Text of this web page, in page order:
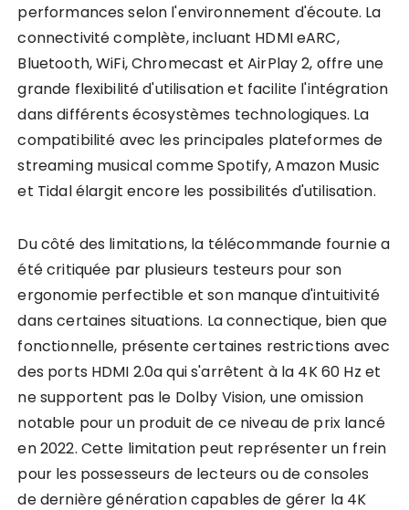
performances selon l'environnement d'écoute. La
connectivité complète, incluant HDMI eARC,
Bluetooth, WiFi, Chromecast et AirPlay 2, offre une
grande flexibilité d'utilisation et facilite l'intégration
dans différents écosystèmes technologiques. La
compatibilité avec les principales plateformes de
streaming musical comme Spotify, Amazon Music
et Tidal élargit encore les possibilités d'utilisation.
Du côté des limitations, la télécommande fournie a
été critiquée par plusieurs testeurs pour son
ergonomie perfectible et son manque d'intuitivité
dans certaines situations. La connectique, bien que
fonctionnelle, présente certaines restrictions avec
des ports HDMI 2.0a qui s'arrêtent à la 4K 60 Hz et
ne supportent pas le Dolby Vision, une omission
notable pour un produit de ce niveau de prix lancé
en 2022. Cette limitation peut représenter un frein
pour les possesseurs de lecteurs ou de consoles
de dernière génération capables de gérer la 4K